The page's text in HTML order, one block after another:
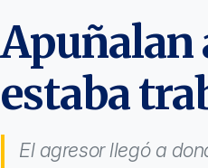
Apuñalan
estaba
El agresor llegó a